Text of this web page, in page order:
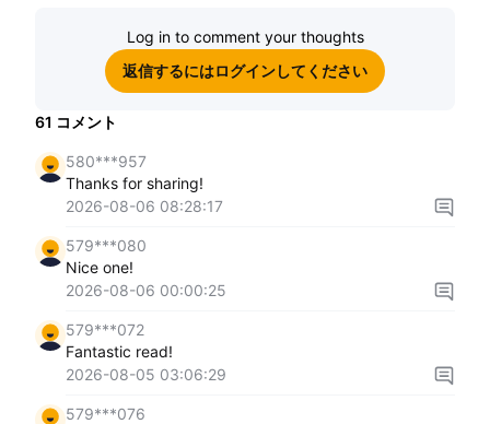
Log in to comment your thoughts
返信するにはログインしてください
61 コメント
580***957
Thanks for sharing!
2026-08-06 08:28:17
579***080
Nice one!
2026-08-06 00:00:25
579***072
Fantastic read!
2026-08-05 03:06:29
579***076